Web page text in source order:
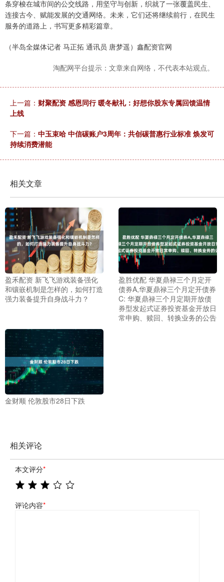
条穿梭在城市间的公交线路，用坚守与创新，织就了一张覆盖民生、
连接古今、赋能发展的交通网络。未来，它们还将继续前行，在民生
服务的道路上，书写更多精彩篇章。
（半岛全媒体记者 马正拓 通讯员 唐梦遥）鑫配资官网
淘配网平台提示：文章来自网络，不代表本站观点。
上一篇： 财聚配资 感恩同行 暖冬献礼：好想你股东专属回馈温情
上线
下一篇： 中玉束哈 中信碳账户3周年：共创碳普惠行业标准 焕发可
持续消费潜能
相关文章
盈禾配资 新飞飞游戏装备强化
和镶嵌机制是怎样的，如何打造
强力装备提升自身战斗力？
盈胜优配 华夏鼎禄三个月定开
债券A,华夏鼎禄三个月定开债券
C: 华夏鼎禄三个月定期开放债
券型发起式证券投资基金开放日
常申购、赎回、转换业务的公告
金财顺 伦敦股市28日下跌
相关评论
本文评分*
评论内容*